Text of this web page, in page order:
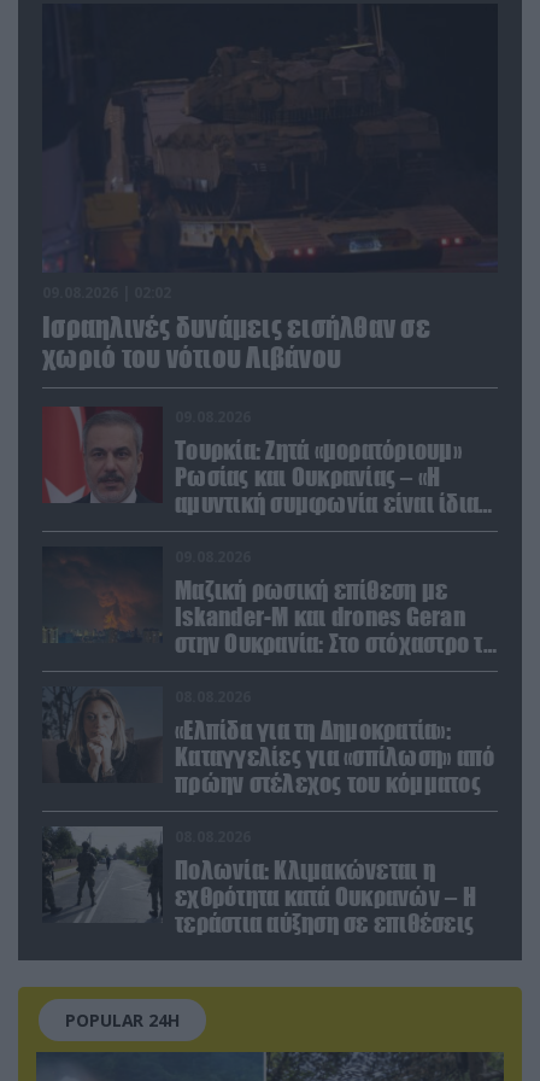
Ισραηλινές δυνάμεις εισήλθαν σε
χωριό του νότιου Λιβάνου
Τουρκία: Ζητά «μορατόριουμ»
Ρωσίας και Ουκρανίας – «Η
αμυντική συμφωνία είναι ίδια
με το άρθρο 5 του ΝΑΤΟ» (upd)
Μαζική ρωσική επίθεση με
Iskander-M και drones Geran
στην Ουκρανία: Στο στόχαστρο το
εργοστάσιο των Flamingo
«Ελπίδα για τη Δημοκρατία»:
Καταγγελίες για «σπίλωση» από
πρώην στέλεχος του κόμματος
Πολωνία: Κλιμακώνεται η
εχθρότητα κατά Ουκρανών – Η
τεράστια αύξηση σε επιθέσεις
POPULAR 24H